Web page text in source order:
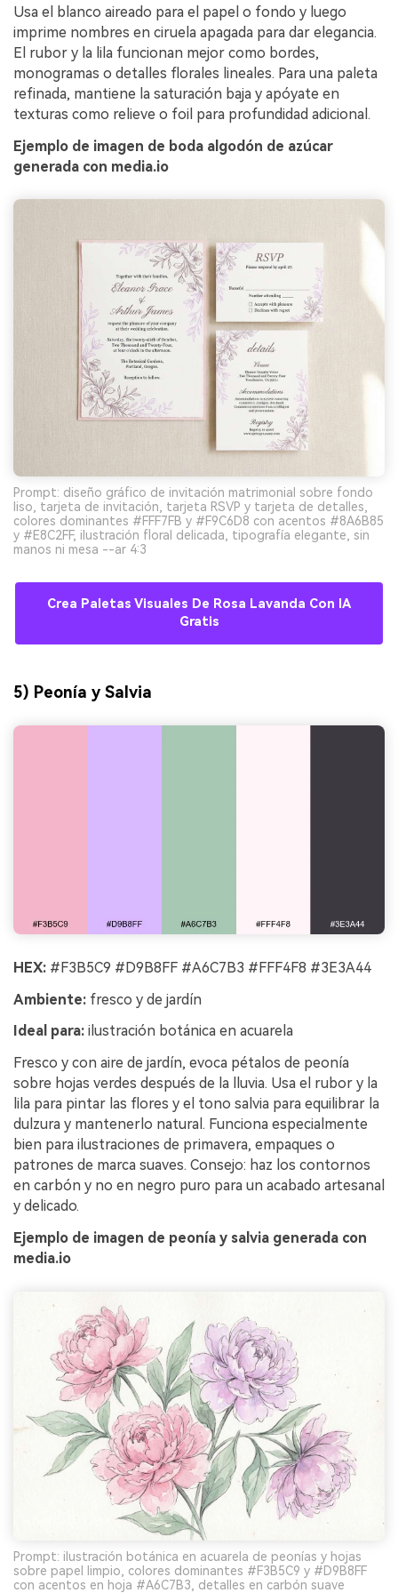
Usa el blanco aireado para el papel o fondo y luego
imprime nombres en ciruela apagada para dar elegancia.
El rubor y la lila funcionan mejor como bordes,
monogramas o detalles florales lineales. Para una paleta
refinada, mantiene la saturación baja y apóyate en
texturas como relieve o foil para profundidad adicional.
Ejemplo de imagen de boda algodón de azúcar
generada con media.io
Prompt: diseño gráfico de invitación matrimonial sobre fondo
liso, tarjeta de invitación, tarjeta RSVP y tarjeta de detalles,
colores dominantes #FFF7FB y #F9C6D8 con acentos #8A6B85
y #E8C2FF, ilustración floral delicada, tipografía elegante, sin
manos ni mesa --ar 4:3
Crea Paletas Visuales De Rosa Lavanda Con IA
Gratis
5) Peonía y Salvia
HEX: #F3B5C9 #D9B8FF #A6C7B3 #FFF4F8 #3E3A44
Ambiente: fresco y de jardín
Ideal para: ilustración botánica en acuarela
Fresco y con aire de jardín, evoca pétalos de peonía
sobre hojas verdes después de la lluvia. Usa el rubor y la
lila para pintar las flores y el tono salvia para equilibrar la
dulzura y mantenerlo natural. Funciona especialmente
bien para ilustraciones de primavera, empaques o
patrones de marca suaves. Consejo: haz los contornos
en carbón y no en negro puro para un acabado artesanal
y delicado.
Ejemplo de imagen de peonía y salvia generada con
media.io
Prompt: ilustración botánica en acuarela de peonías y hojas
sobre papel limpio, colores dominantes #F3B5C9 y #D9B8FF
con acentos en hoja #A6C7B3, detalles en carbón suave